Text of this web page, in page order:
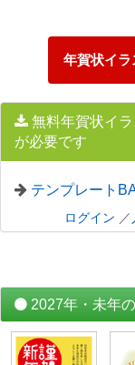
年賀状イ
無料年賀状イ
が必要です
テンプレート
ログイン ／
2027年・未年